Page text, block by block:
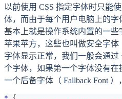
以前使用 CSS 指定字体时只能
体，而由于每个用户电脑上的
基本上就是操作系统内置的一些
苹果苹方，这些也叫做安全字体
字体显示正常，我们一般会通过
个字体，如果第一个字体没有
一个后备字体（ Fallback Font ）